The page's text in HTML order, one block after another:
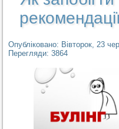
Опубліковано: Вівторок, 23
Перегляди: 3864